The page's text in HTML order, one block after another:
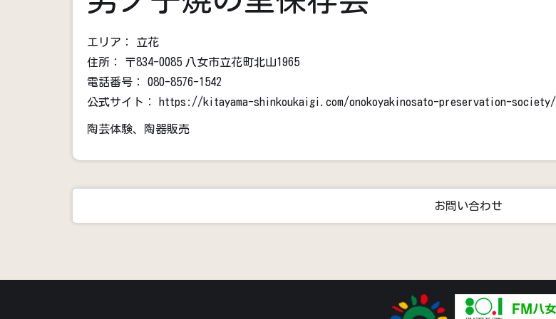
エリア：
立花
住所：
〒834-0085 八女市立花町北山1965
電話番号：
080-8576-1542
公式サイト：
https://kitayama-shinkoukaigi.com/onokoyakinosato-preservation-society/
陶芸体験、陶器販売
お問い合わせ